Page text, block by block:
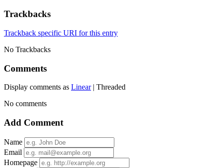
Trackbacks
Trackback specific URI for this entry
No Trackbacks
Comments
Display comments as Linear| Threaded
No comments
Add Comment
Name
Email
Homepage